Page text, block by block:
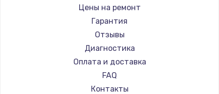
BlackView
Amazon
Aquarius
Philips
Dell
HP
Getac
Цены на ремонт
Гарантия
Отзывы
Диагностика
Оплата и доставка
FAQ
Контакты